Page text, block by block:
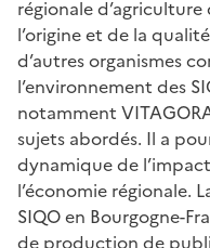
régionale
l’origine et de la
d’autres organismes
l’environnement des
notamment
sujets abordés. Il a
dynamique de
l’économie régionale.
SIQO en Bourgogne-
de production de